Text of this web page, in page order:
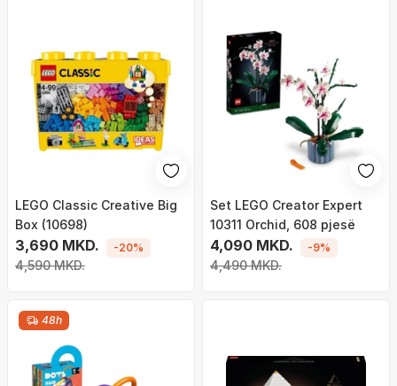
LEGO Classic Creative Big
Box (10698)
3,690 MKD.
4,590 MKD.
-20%
Set LEGO Creator Expert
10311 Orchid, 608 pjesë
4,090 MKD.
4,490 MKD.
-9%
48h